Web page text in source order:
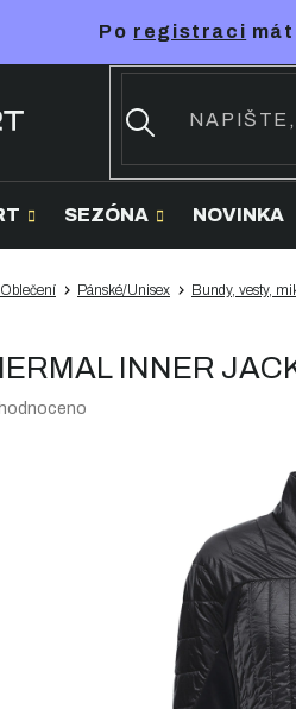
Po registraci
SEZÓNA NOVINKA
Oblečení Pánské/Unisex Bundy, vesty,
INNER